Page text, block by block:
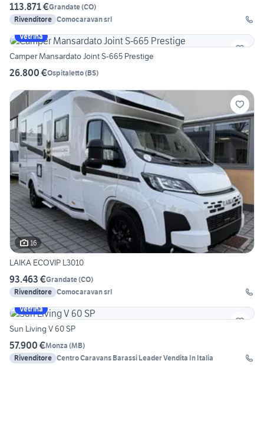
113.871 €Grandate(CO)
Rivenditore Comocaravan srl
Vetrina
Camper Mansardato Joint S-665 Prestige
26.800 €Ospitaletto(BS)
16
LAIKA ECOVIP L3010
93.463 €Grandate(CO)
Rivenditore Comocaravan srl
Vetrina
Sun Living V 60 SP
57.900 €Monza (MB)
Rivenditore Centro Caravans Barassi Leader Vendita In Italia